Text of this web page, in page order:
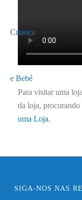
Para visitar uma
da loja, procurando
uma Loja.
SIGA-NOS NAS